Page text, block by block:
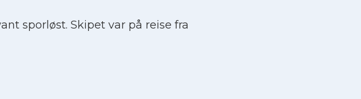
sporløst. Skipet var på reise fra